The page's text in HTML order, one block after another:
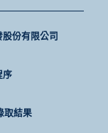
份有限公司
序
取結果